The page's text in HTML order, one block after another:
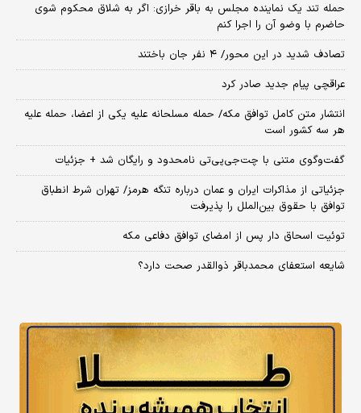
حمله تند یک نماینده مجلس به باقر خرازی: اگر به شلاق محکوم شوی
حاضرم با وضو آن را اجرا کنم
تصادف شدید در این محور/ ۴ نفر جان باختند
عراقچی پیام جدید صادر کرد
انتشار متن کامل توافق مکه/ حمله مسلحانه علیه یکی از اعضا، حمله علیه
هر سه کشور است
گفت‌وگوی متنی با چت‌جی‌پی‌تی نامحدود و رایگان شد + جزئیات
جزئیاتی از مذاکرات ایران و عمان درباره تنگه هرمز/ تهران شرط انطباق
توافق با حقوق بین‌الملل را پذیرفت
توئیت اسحاق دار پس از امضای توافق دفاعی مکه
شایعه استعفای محمدباقر ذوالقدر صحت دارد؟